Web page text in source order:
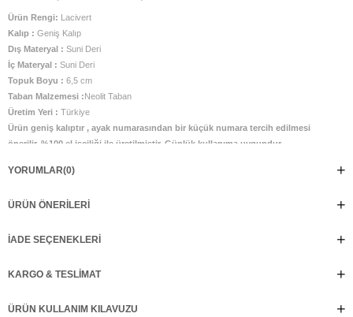
Ürün Rengi: Lacivert
Kalıp : Geniş Kalıp
Dış Materyal : Suni Deri
İç Materyal : Suni Deri
Topuk Boyu : 6,5 cm
Taban Malzemesi :Neolit Taban
Üretim Yeri : Türkiye
Ürün geniş kalıptır , ayak numarasından bir küçük numara tercih edilmesi
önerilir. %100 el işçiliği ile üretilmiştir. Günlük kullanıma uygundur.
YORUMLAR(0)
ÜRÜN ÖNERILERI
İADE SEÇENEKLERI
KARGO & TESLIMAT
ÜRÜN KULLANIM KILAVUZU